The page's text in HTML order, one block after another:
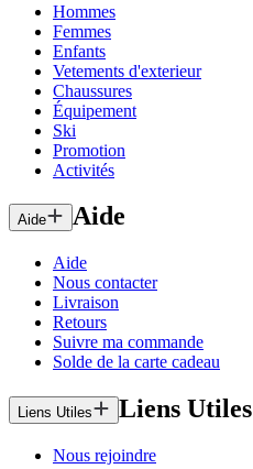
Hommes
Femmes
Enfants
Vetements d'exterieur
Chaussures
Équipement
Ski
Promotion
Activités
Aide Aide
Aide
Nous contacter
Livraison
Retours
Suivre ma commande
Solde de la carte cadeau
Liens Utiles Liens Utiles
Nous rejoindre